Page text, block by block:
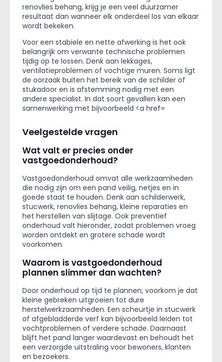
renovlies behang, krijg je een veel duurzamer
resultaat dan wanneer elk onderdeel los van elkaar
wordt bekeken.
Voor een stabiele en nette afwerking is het ook
belangrijk om verwante technische problemen
tijdig op te lossen. Denk aan lekkages,
ventilatieproblemen of vochtige muren. Soms ligt
de oorzaak buiten het bereik van de schilder of
stukadoor en is afstemming nodig met een
andere specialist. In dat soort gevallen kan een
samenwerking met bijvoorbeeld <a href=
Veelgestelde vragen
Wat valt er precies onder
vastgoedonderhoud?
Vastgoedonderhoud omvat alle werkzaamheden
die nodig zijn om een pand veilig, netjes en in
goede staat te houden. Denk aan schilderwerk,
stucwerk, renovlies behang, kleine reparaties en
het herstellen van slijtage. Ook preventief
onderhoud valt hieronder, zodat problemen vroeg
worden ontdekt en grotere schade wordt
voorkomen.
Waarom is vastgoedonderhoud
plannen slimmer dan wachten?
Door onderhoud op tijd te plannen, voorkom je dat
kleine gebreken uitgroeien tot dure
herstelwerkzaamheden. Een scheurtje in stucwerk
of afgebladderde verf kan bijvoorbeeld leiden tot
vochtproblemen of verdere schade. Daarnaast
blijft het pand langer waardevast en behoudt het
een verzorgde uitstraling voor bewoners, klanten
en bezoekers.